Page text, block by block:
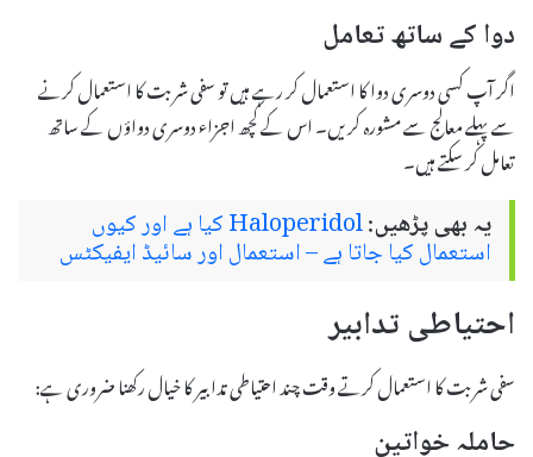
دوا کے ساتھ تعامل
اگر آپ کسی دوسری دوا کا استعمال کر رہے ہیں تو سفی شربت کا استعمال کرنے
سے پہلے معالج سے مشورہ کریں۔ اس کے کچھ اجزاء دوسری دواؤں کے ساتھ
تعامل کر سکتے ہیں۔
یہ بھی پڑھیں: Haloperidol کیا ہے اور کیوں
استعمال کیا جاتا ہے – استعمال اور سائیڈ ایفیکٹس
احتیاطی تدابیر
سفی شربت کا استعمال کرتے وقت چند احتیاطی تدابیر کا خیال رکھنا ضروری ہے:
حاملہ خواتین